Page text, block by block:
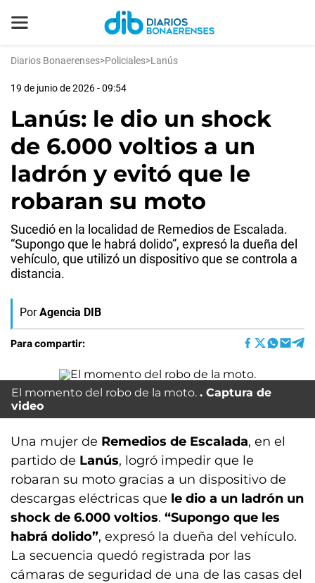
Diarios Bonaerenses>Policiales>Lanús
19 de junio de 2026 - 09:54
Lanús: le dio un shock
de 6.000 voltios a un
ladrón y evitó que le
robaran su moto
Sucedió en la localidad de Remedios de Escalada.
“Supongo que le habrá dolido”, expresó la dueña del
vehículo, que utilizó un dispositivo que se controla a
distancia.
Por Agencia DIB
Para compartir:
El momento del robo de la moto.
Captura de
video
Una mujer de Remedios de Escalada, en el
partido de Lanús, logró impedir que le
robaran su moto gracias a un dispositivo de
descargas eléctricas que le dio a un ladrón un
shock de 6.000 voltios. “Supongo que les
habrá dolido”, expresó la dueña del vehículo.
La secuencia quedó registrada por las
cámaras de seguridad de una de las casas del